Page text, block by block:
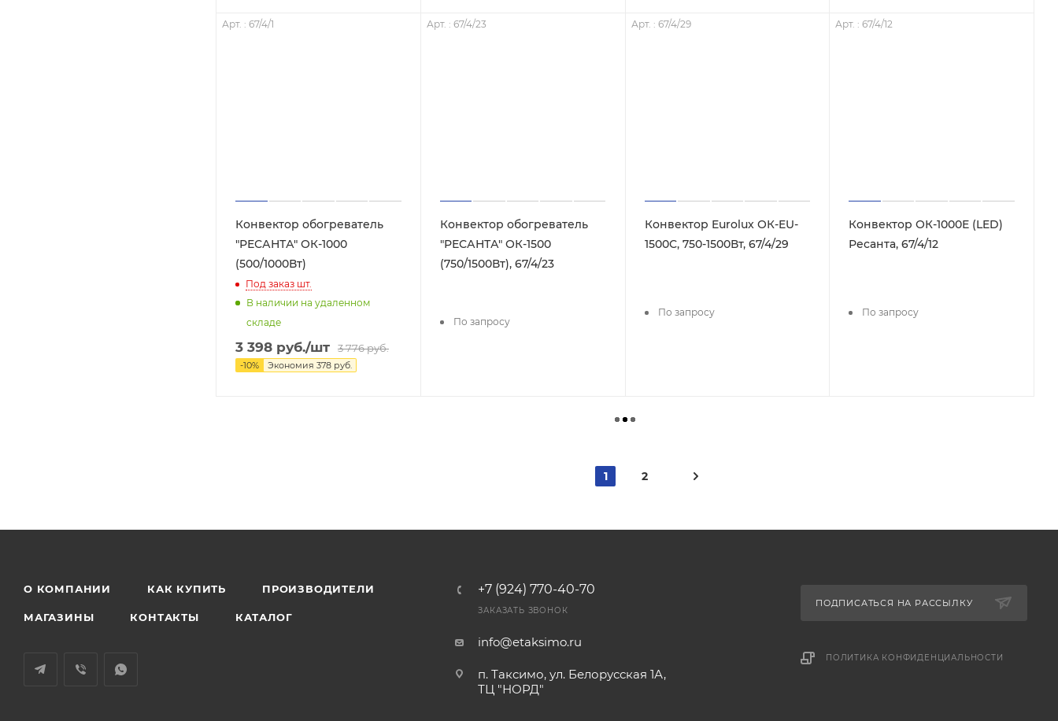
Арт. : 67/4/1
Конвектор обогреватель
"РЕСАНТА" ОК-1000
(500/1000Вт)
Под заказ шт.
В наличии на удаленном
складе
3 398 руб./шт 3 776руб.
-10% Экономия 378 руб.
Арт. : 67/4/23
Конвектор обогреватель
"РЕСАНТА" ОК-1500
(750/1500Вт), 67/4/23
По запросу
Арт. : 67/4/29
Конвектор Eurolux ОК-EU-
1500С, 750-1500Вт, 67/4/29
По запросу
Арт. : 67/4/12
Конвектор ОК-1000Е (LED)
Ресанта, 67/4/12
По запросу
1 2
О КОМПАНИИ КАК КУПИТЬ ПРОИЗВОДИТЕЛИ
МАГАЗИНЫ КОНТАКТЫ КАТАЛОГ
+7 (924) 770-40-70
ЗАКАЗАТЬ ЗВОНОК
info@etaksimo.ru
п. Таксимо, ул. Белорусская 1А,
ТЦ "НОРД"
ПОДПИСАТЬСЯ НА РАССЫЛКУ
ПОЛИТИКА КОНФИДЕНЦИАЛЬНОСТИ